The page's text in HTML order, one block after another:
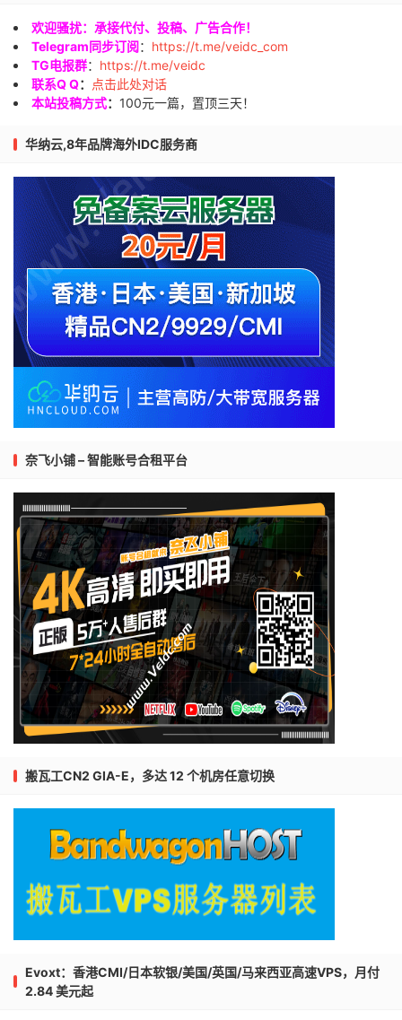
欢迎骚扰：承接代付、投稿、广告合作！
Telegram同步订阅： https://t.me/veidc_com
TG电报群： https://t.me/veidc
联系Q Q：
点击此处对话
本站投稿方式： 100元一篇，置顶三天！
华纳云,8年品牌海外IDC服务商
奈飞小铺 – 智能账号合租平台
搬瓦工CN2 GIA-E，多达 12 个机房任意切换
Evoxt：香港CMI/日本软银/美国/英国/马来西亚高速VPS，月付
2.84 美元起